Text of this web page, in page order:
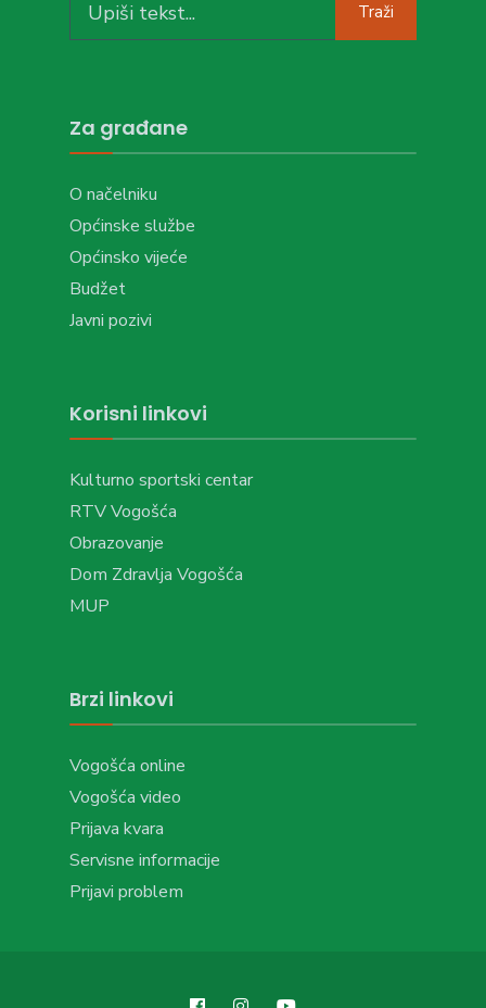
for:
Traži
Za građane
O načelniku
Općinske službe
Općinsko vijeće
Budžet
Javni pozivi
Korisni linkovi
Kulturno sportski centar
RTV Vogošća
Obrazovanje
Dom Zdravlja Vogošća
MUP
Brzi linkovi
Vogošća online
Vogošća video
Prijava kvara
Servisne informacije
Prijavi problem